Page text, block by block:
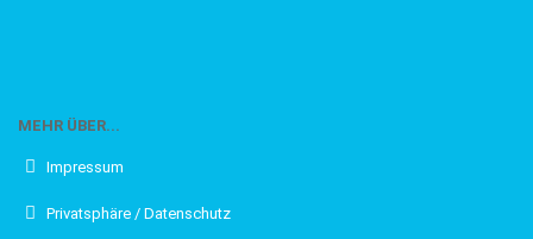
MEHR ÜBER...
Impressum
Privatsphäre / Datenschutz